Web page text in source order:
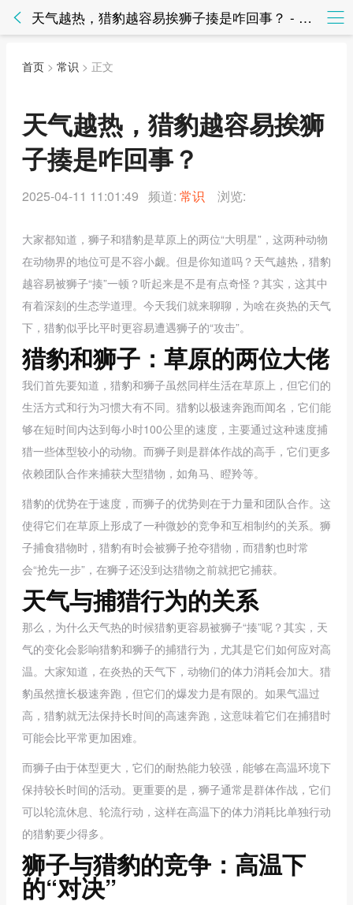
天气越热，猎豹越容易挨狮子揍是咋回事？ - 常识 - 知法网知法网
首页 > 常识 > 正文
天气越热，猎豹越容易挨狮
子揍是咋回事？
2025-04-11 11:01:49 频道: 常识 浏览:
大家都知道，狮子和猎豹是草原上的两位“大明星”，这两种动物
在动物界的地位可是不容小觑。但是你知道吗？天气越热，猎豹
越容易被狮子“揍”一顿？听起来是不是有点奇怪？其实，这其中
有着深刻的生态学道理。今天我们就来聊聊，为啥在炎热的天气
下，猎豹似乎比平时更容易遭遇狮子的“攻击”。
猎豹和狮子：草原的两位大佬
我们首先要知道，猎豹和狮子虽然同样生活在草原上，但它们的
生活方式和行为习惯大有不同。猎豹以极速奔跑而闻名，它们能
够在短时间内达到每小时100公里的速度，主要通过这种速度捕
猎一些体型较小的动物。而狮子则是群体作战的高手，它们更多
依赖团队合作来捕获大型猎物，如角马、瞪羚等。
猎豹的优势在于速度，而狮子的优势则在于力量和团队合作。 这
使得它们在草原上形成了一种微妙的竞争和互相制约的关系。狮
子捕食猎物时，猎豹有时会被狮子抢夺猎物，而猎豹也时常
会“抢先一步”，在狮子还没到达猎物之前就把它捕获。
天气与捕猎行为的关系
那么，为什么天气热的时候猎豹更容易被狮子“揍”呢？其实， 天
气的变化会影响猎豹和狮子的捕猎行为 ，尤其是它们如何应对高
温。大家知道，在炎热的天气下，动物们的体力消耗会加大。猎
豹虽然擅长极速奔跑，但它们的爆发力是有限的。如果气温过
高，猎豹就无法保持长时间的高速奔跑，这意味着它们在捕猎时
可能会比平常更加困难。
而狮子由于体型更大，它们的耐热能力较强，能够在高温环境下
保持较长时间的活动。更重要的是，狮子通常是群体作战，它们
可以轮流休息、轮流行动，这样在高温下的体力消耗比单独行动
的猎豹要少得多。
狮子与猎豹的竞争：高温下
的“对决”